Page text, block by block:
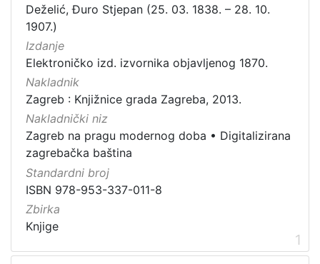
Vrsta
građe
knjiga
Zbirka
Knjige
Deželić, Đuro Stjepan (25. 03. 1838. – 28. 10.
1907.)
Izdanje
Elektroničko izd. izvornika objavljenog 1870.
Nakladnik
Zagreb : Knjižnice grada Zagreba, 2013.
Nakladnički niz
Zagreb na pragu modernog doba • Digitalizirana
zagrebačka baština
Standardni broj
ISBN 978-953-337-011-8
Zbirka
Knjige
1